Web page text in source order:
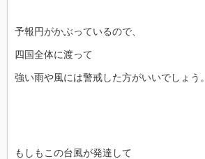
予報円がかぶっているので、
四国全体に渡って
強い雨や風には警戒した方がいいでしょう。
もしもこの台風が発達して